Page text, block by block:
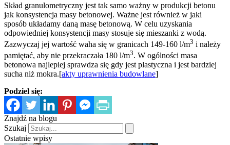
Skład granulometryczny jest tak samo ważny w produkcji betonu
jak konsystencja masy betonowej. Ważne jest również w jaki
sposób układamy daną masę betonową. W celu uzyskania
odpowiedniej konsystencji masy stosuje się mieszanki z wodą.
Zazwyczaj jej wartość waha się w granicach 149-160 l/m3 i należy
pamiętać, aby nie przekraczała 180 l/m3. W ogólności masa
betonowa najlepiej sprawdza się gdy jest plastyczna i jest bardziej
sucha niż mokra.[akty uprawnienia budowlane]
Podziel się:
Znajdź na blogu
Szukaj
Ostatnie wpisy